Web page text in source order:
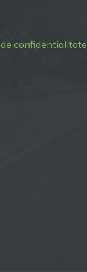
confidentialitate